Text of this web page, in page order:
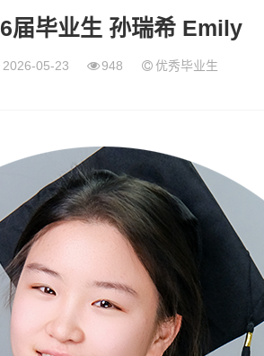
届毕业生 孙瑞希 Emily
2026-05-23 948 优秀毕业生